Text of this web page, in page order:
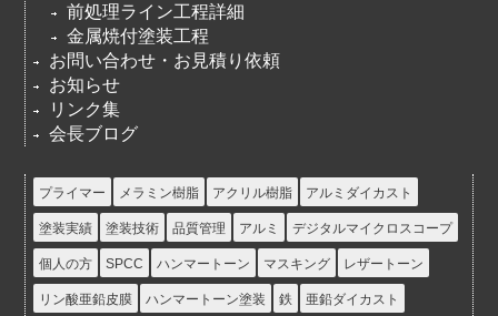
前処理ライン工程詳細
金属焼付塗装工程
お問い合わせ・お見積り依頼
お知らせ
リンク集
会長ブログ
プライマー メラミン樹脂 アクリル樹脂 アルミダイカスト
塗装実績 塗装技術 品質管理 アルミ デジタルマイクロスコープ
個人の方 SPCC ハンマートーン マスキング レザートーン
リン酸亜鉛皮膜 ハンマートーン塗装 鉄 亜鉛ダイカスト